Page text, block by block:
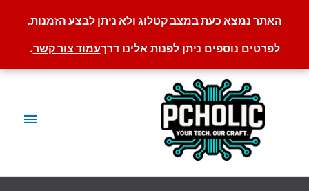
האתר נמצא כעת במצב קטלוג ולא ניתן לבצע הזמנות.
לפרטים נוספים ניתן לפנות אלינו דרךעמוד צור קשר.
דילוג